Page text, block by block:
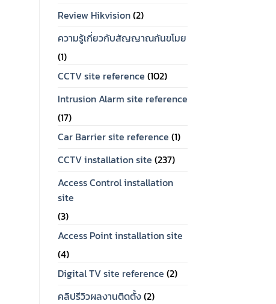
POE SWITCH
E(C) 8 Port Fast Ethernet
OUT OF STOCK
ฮาร์ดดิส กล้องวงจรปิด
ยี่ห้อ Seagate
Review Hikvision(2)
ความรู้เกี่ยวกับสัญญาณกันขโมย
(1)
CCTV site reference (102)
Intrusion Alarm site reference
(17)
Car Barrier site reference (1)
CCTV installation site (237)
Access Control installation
site
(3)
Access Point installation site
(4)
Digital TV site reference (2)
คลิปรีวิวผลงานติดตั้ง(2)